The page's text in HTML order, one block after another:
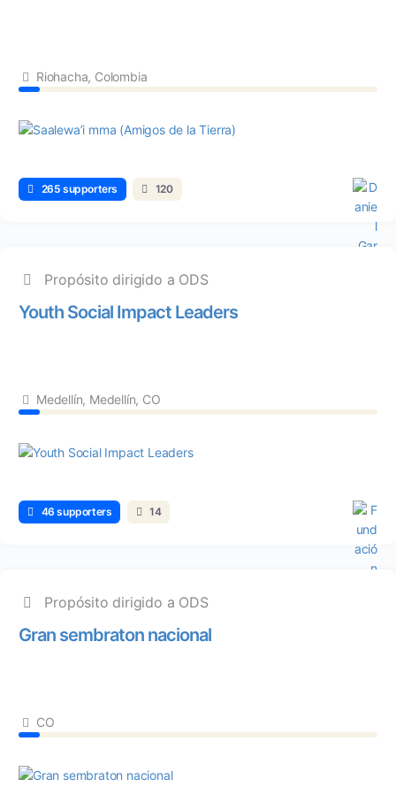
Riohacha, Colombia
265 supporters 120
Propósito dirigido a ODS
Youth Social Impact Leaders
Medellín, Medellín, CO
46 supporters 14
Propósito dirigido a ODS
Gran sembraton nacional
CO